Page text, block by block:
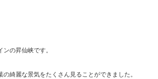
の昇仙峡です。
綺麗な景気をたくさん見ることができました。